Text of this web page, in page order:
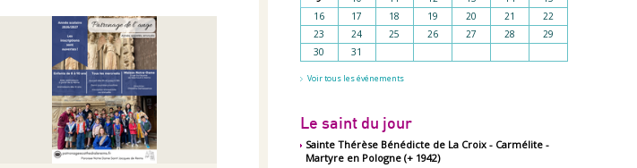
16
17 18 19 20 21
22
23
24 25 26 27 28
29
30
31
Agenda
Voir tous les événements
Le saint du jour
Sainte Thérèse Bénédicte de La Croix - Carmélite -
Martyre en Pologne (+ 1942)